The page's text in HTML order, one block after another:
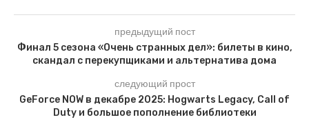
предыдущий пост
Финал 5 сезона «Очень странных дел»: билеты в кино,
скандал с перекупщиками и альтернатива дома
следующий прост
GeForce NOW в декабре 2025: Hogwarts Legacy, Call of
Duty и большое пополнение библиотеки